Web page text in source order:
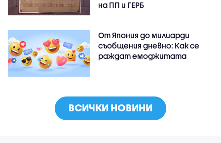
на ПП и ГЕРБ
От Япония до милиарди
съобщения дневно: Как се
раждат емоджитата
ВСИЧКИ НОВИНИ